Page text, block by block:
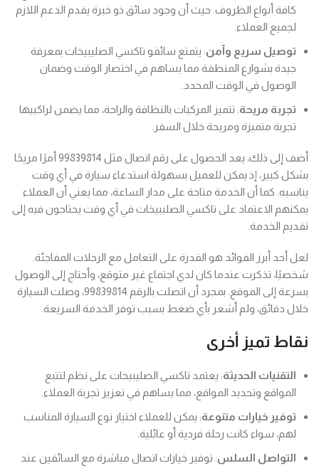
كافة أنواع الظروف. حيث أن وجود سائق ذو خبرة يقدم الدعم اللازم
لجميع العملاء.
توصيل سريع وآمن: يتمتع سائقو تاكسي الصليبيخات بمعرفة
جيدة بشوارع المنطقة مما يساهم في اختصار الوقت وضمان
الوصول في الوقت المحدد.
تجربة مريحة: تتميز المركبات بالنظافة والراحة، مما يضمن لراكبيها
تجربة متميزة ومريحة خلال السفر.
أضف إلى ذلك، يعد الحصول على رقم اتصال مثل 99839814 أمرًا مريحًا
بشكل كبير، إذ يمكن للعميل بسهولة استدعاء سيارة في أي وقت
يناسبه. كما أن الخدمة متاحة على مدار الساعة، مما يعني أن العملاء
يمكنهم الاعتماد على تاكسي الصليبيخات في أي وقت يحتاجون فيه إلى
تقديم الخدمة.
لعل أحد أبرز الفوائد هو القدرة على التعامل مع الرحلات المفاجئة.
شخصيًا، تذكرت عندما كان لدي اجتماع غير متوقع، وأحتاج إلى الوصول
بسرعة إلى الموقع. بمجرد أن اتصلت بالرقم 99839814، وصلت السيارة
خلال دقائق، ولم أشعر بأي ضغط بسبب توفر الخدمة السريعة.
نقاط تميز أخرى
التقنيات الحديثة: يعتمد تاكسي الصليبيخات على نظم لتتبع
المواقع وتحديد المواقع، مما يساهم في تعزيز تجربة العملاء.
توفير خيارات متنوعة: يمكن للعملاء اختيار نوع السيارة المناسب
لهم، سواء كانت رحلة فردية أو عائلية.
التواصل السلس: توفير خيارات اتصال مباشرة مع السائقين عند